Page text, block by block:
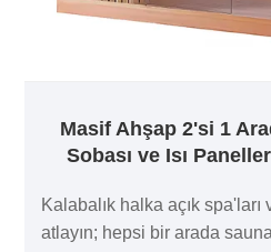
Masif Ahşap 2'si 1
Sobası ve Isı
Kalabalık halka açık spa'ları
atlayın; hepsi bir arada